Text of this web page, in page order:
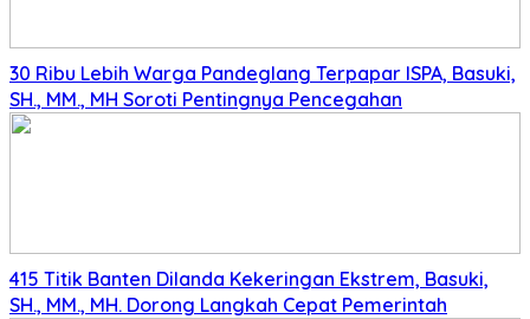
30 Ribu Lebih Warga Pandeglang Terpapar ISPA, Basuki,
SH., MM., MH Soroti Pentingnya Pencegahan
415 Titik Banten Dilanda Kekeringan Ekstrem, Basuki,
SH., MM., MH. Dorong Langkah Cepat Pemerintah